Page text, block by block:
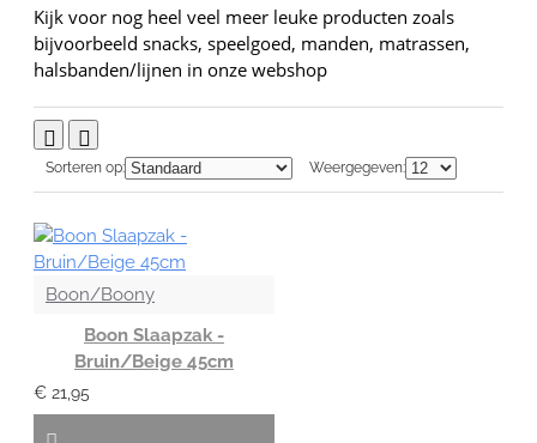
Kijk voor nog heel veel meer leuke producten zoals
bijvoorbeeld snacks, speelgoed, manden, matrassen,
halsbanden/lijnen in onze webshop
Sorteren op: Weergegeven:
Boon/Boony
Boon Slaapzak -
Bruin/Beige 45cm
€ 21,95